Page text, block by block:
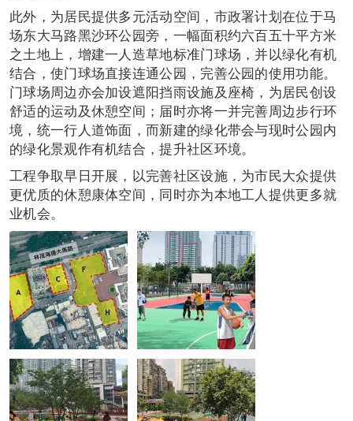
此外，为居民提供多元活动空间，市政署计划在位于马
场东大马路黑沙环公园旁，一幅面积约六百五十平方米
之土地上，增建一人造草地标准门球场，并以绿化有机
结合，使门球场直接连通公园，完善公园的使用功能。
门球场周边亦会加设遮阳挡雨设施及座椅，为居民创设
舒适的运动及休憩空间；届时亦将一并完善周边步行环
境，统一行人道饰面，而新建的绿化带会与现时公园内
的绿化景观作有机结合，提升社区环境。
工程争取早日开展，以完善社区设施，为市民大众提供
更优质的休憩康体空间，同时亦为本地工人提供更多就
业机会。